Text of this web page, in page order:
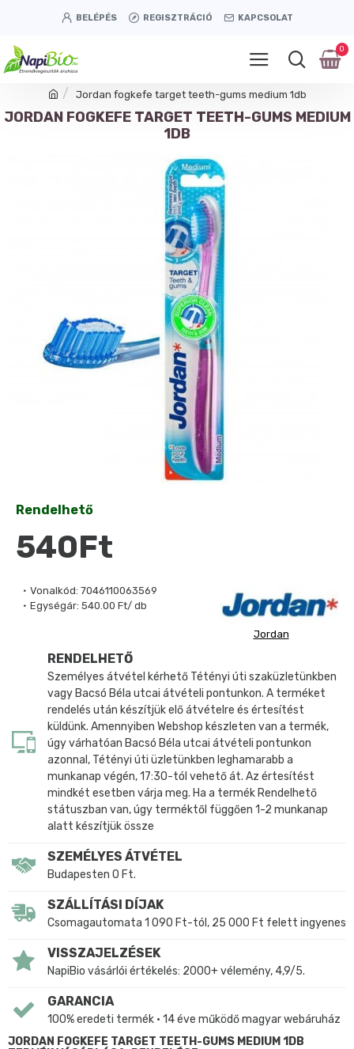
BELÉPÉS REGISZTRÁCIÓ KAPCSOLAT
0
Jordan fogkefe target teeth-gums medium 1db
JORDAN FOGKEFE TARGET TEETH-GUMS MEDIUM
1DB
Vonalkód: 7046110063569
Egységár: 540.00 Ft/ db
Jordan
Rendelhető
540Ft
RENDELHETŐ
Személyes átvétel kérhető Tétényi úti szaküzletünkben
vagy Bacsó Béla utcai átvételi pontunkon. A terméket
rendelés után készítjük elő átvételre és értesítést
küldünk. Amennyiben Webshop készleten van a termék,
úgy várhatóan Bacsó Béla utcai átvételi pontunkon
azonnal, Tétényi úti üzletünkben leghamarabb a
munkanap végén, 17:30-tól vehető át. Az értesítést
mindkét esetben várja meg. Ha a termék Rendelhető
státuszban van, úgy terméktől függően 1-2 munkanap
alatt készítjük össze
SZEMÉLYES ÁTVÉTEL
Budapesten 0 Ft.
SZÁLLÍTÁSI DÍJAK
Csomagautomata 1 090 Ft-tól, 25 000 Ft felett ingyenes
VISSZAJELZÉSEK
NapiBio vásárlói értékelés: 2000+ vélemény, 4,9/5.
GARANCIA
100% eredeti termék • 14 éve működő magyar webáruház
JORDAN FOGKEFE TARGET TEETH-GUMS MEDIUM 1DB